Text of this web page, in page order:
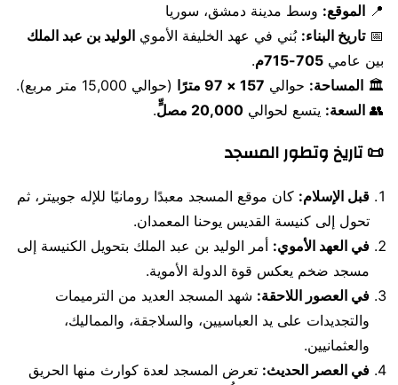
📍 الموقع: وسط مدينة دمشق، سوريا
📅تاريخ البناء: بُني في عهد الخليفة الأموي الوليد بن عبد الملك
بين عامي 705-715م
.
🏛 المساحة: حوالي 157 × 97 مترًا
(حوالي 15,000 متر مربع).
👥 السعة: يتسع لحوالي 20,000 مصلٍّ .
📜 تاريخ وتطور المسجد
قبل الإسلام: كان موقع المسجد معبدًا رومانيًا للإله جوبيتر، ثم
تحول إلى كنيسة القديس يوحنا المعمدان.
في العهد الأموي: أمر الوليد بن عبد الملك بتحويل الكنيسة إلى
مسجد ضخم يعكس قوة الدولة الأموية.
في العصور اللاحقة: شهد المسجد العديد من الترميمات
والتجديدات على يد العباسيين، والسلاجقة، والمماليك،
والعثمانيين.
في العصر الحديث: تعرض المسجد لعدة كوارث منها الحريق